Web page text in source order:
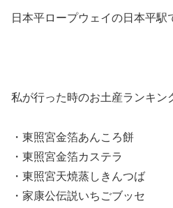
日本平ロープウェイの日本平駅
私が行った時のお土産ランキン
・東照宮金箔あんころ餅
・東照宮金箔カステラ
・東照宮天焼蒸しきんつば
・家康公伝説いちごブッセ